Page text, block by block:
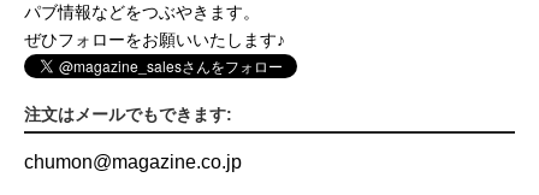
パブ情報などをつぶやきます。
ぜひフォローをお願いいたします♪
注文はメールでもできます:
chumon@magazine.co.jp